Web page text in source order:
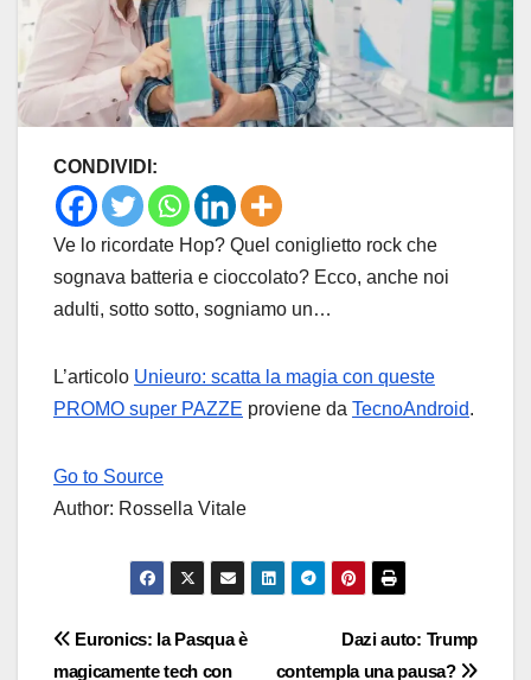
CONDIVIDI:
Ve lo ricordate Hop? Quel coniglietto rock che
sognava batteria e cioccolato? Ecco, anche noi
adulti, sotto sotto, sogniamo un…
L’articolo Unieuro: scatta la magia con queste
PROMO super PAZZE proviene da TecnoAndroid.
Go to Source
Author: Rossella Vitale
Navigazione
Dazi auto: Trump
contempla una pausa?
Euronics: la Pasqua è
magicamente tech con